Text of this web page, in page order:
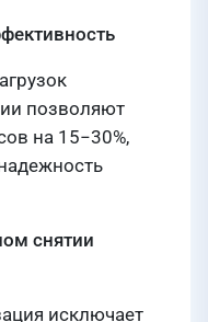
позволяют
на 15−30%,
снятии
исключает